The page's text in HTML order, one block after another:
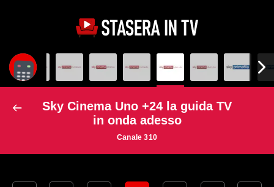
Sky Cinema Uno +24 la guida TV
in onda adesso
Canale 310